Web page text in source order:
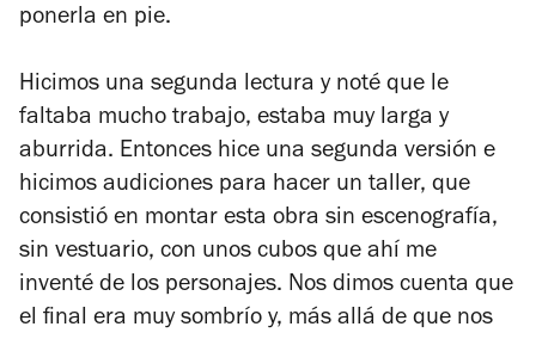
ponerla en pie.
Hicimos una segunda lectura y noté que le
faltaba mucho trabajo, estaba muy larga y
aburrida. Entonces hice una segunda versión e
hicimos audiciones para hacer un taller, que
consistió en montar esta obra sin escenografía,
sin vestuario, con unos cubos que ahí me
inventé de los personajes. Nos dimos cuenta que
el final era muy sombrío y, más allá de que nos